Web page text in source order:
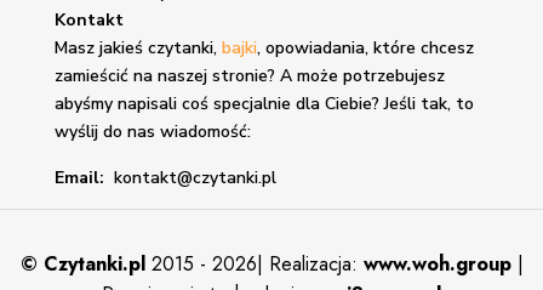
Kontakt
Masz jakieś czytanki, bajki, opowiadania, które chcesz
zamieścić na naszej stronie? A może potrzebujesz
abyśmy napisali coś specjalnie dla Ciebie? Jeśli tak, to
wyślij do nas wiadomość:
Email: kontakt@czytanki.pl
© Czytanki.pl 2015 - 2026| Realizacja: www.woh.group |